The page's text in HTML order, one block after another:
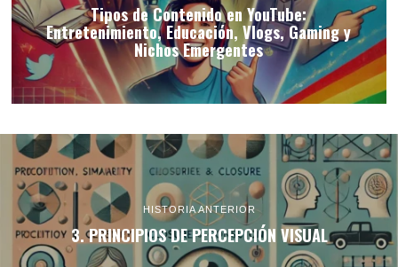
Tipos de Contenido en YouTube:
Entretenimiento, Educación, Vlogs, Gaming y
Nichos Emergentes
HISTORIA ANTERIOR
3. PRINCIPIOS DE PERCEPCIÓN VISUAL